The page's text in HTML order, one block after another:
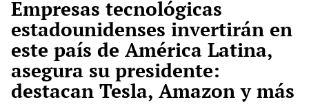
Empresas tecnológicas
estadounidenses invertirán en
este país de América Latina,
asegura su presidente:
destacan Tesla, Amazon y más